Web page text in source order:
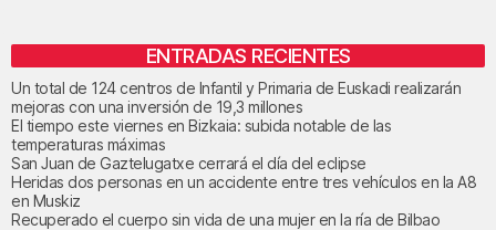
ENTRADAS RECIENTES
Un total de 124 centros de Infantil y Primaria de Euskadi realizarán
mejoras con una inversión de 19,3 millones
El tiempo este viernes en Bizkaia: subida notable de las
temperaturas máximas
San Juan de Gaztelugatxe cerrará el día del eclipse
Heridas dos personas en un accidente entre tres vehículos en la A8
en Muskiz
Recuperado el cuerpo sin vida de una mujer en la ría de Bilbao